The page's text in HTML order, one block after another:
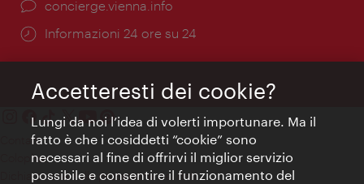
Ort:
concierge.vienna.info
Öffnungszeiten:
Informazioni 24 ore su 24
Contatti
Colophon
Dichiarazione sulla protezione dei dati
Accetteresti dei cookie?
Lungi da noi l’idea di volerti importunare. Ma il
fatto è che i cosiddetti “cookie” sono
necessari al fine di offrirvi il miglior servizio
possibile e consentire il funzionamento del